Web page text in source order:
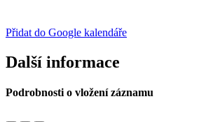
Přidat do Google kalendáře
Další informace
Podrobnosti o vložení záznamu